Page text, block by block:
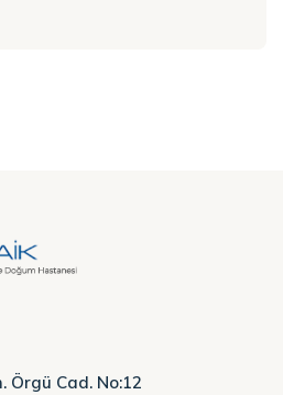
Örgü Cad. No:12